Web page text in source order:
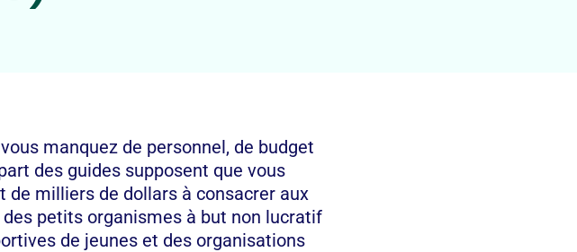
manquez de personnel, de budget
des guides supposent que vous
de milliers de dollars à consacrer aux
petits organismes à but non lucratif
de jeunes et des organisations